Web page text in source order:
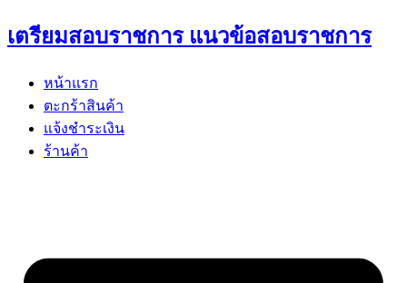
Skip
to
เตรียมสอบราชการ แนวข้อสอบราชการ
หน้าแรก
ตะกร้าสินค้า
แจ้งชำระเงิน
ร้านค้า